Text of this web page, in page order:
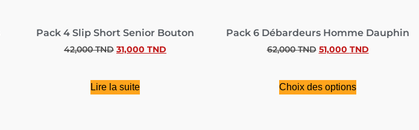
Pack 4 Slip Short Senior Bouton
42,000TND 31,000 TND
Lire la suite
Pack 6 Débardeurs Homme Dauphin
62,000TND 51,000 TND
Choix des options